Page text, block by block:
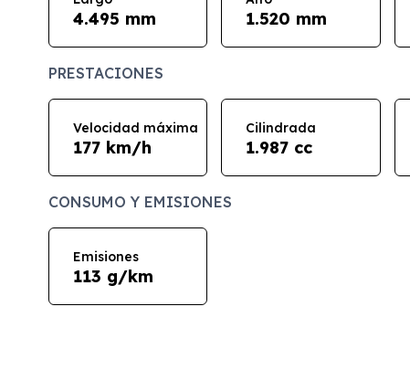
4.495 mm 1.520 mm
PRESTACIONES
Velocidad máxima
177 km/h
Cilindrada
1.987 cc
CONSUMO Y EMISIONES
Emisiones
113 g/km